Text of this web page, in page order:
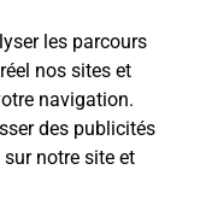
les parcours
nos sites et
navigation.
des publicités
sur notre site et
posées
Mobile ?